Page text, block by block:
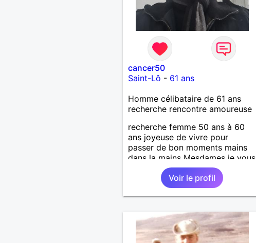
cancer50
Saint-Lô - 61 ans
Homme célibataire de 61 ans
recherche rencontre amoureuse
recherche femme 50 ans à 60
ans joyeuse de vivre pour
passer de bon moments mains
dans la mains Mesdames je vous
attend de vous lire .
Voir le profil